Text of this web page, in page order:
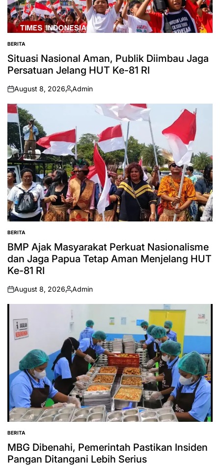
POSTED
IN
BERITA
Situasi Nasional Aman, Publik Diimbau Jaga
Persatuan Jelang HUT Ke-81 RI
on
August 8, 2026
Posted
by
Admin
POSTED
IN
BERITA
BMP Ajak Masyarakat Perkuat Nasionalisme
dan Jaga Papua Tetap Aman Menjelang HUT
Ke-81 RI
on
August 8, 2026
Posted
by
Admin
POSTED
IN
BERITA
MBG Dibenahi, Pemerintah Pastikan Insiden
Pangan Ditangani Lebih Serius